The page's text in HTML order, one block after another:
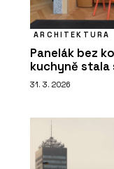
ARCHITEKTURA
Panelák bez
kuchyně
31. 3. 2026